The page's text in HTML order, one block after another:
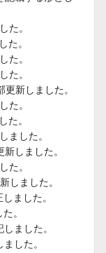
た。
た。
た。
た。
しました。
た。
た。
ました。
しました。
た。
しました。
ました。
。
ました。
した。